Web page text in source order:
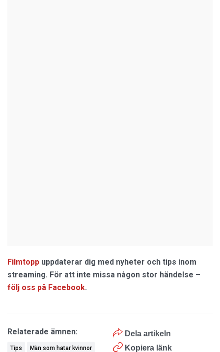
Filmtopp uppdaterar dig med nyheter och tips inom
streaming. För att inte missa någon stor händelse –
följ oss på Facebook.
Dela artikeln
Kopiera länk
Relaterade ämnen:
Tips Män som hatar kvinnor